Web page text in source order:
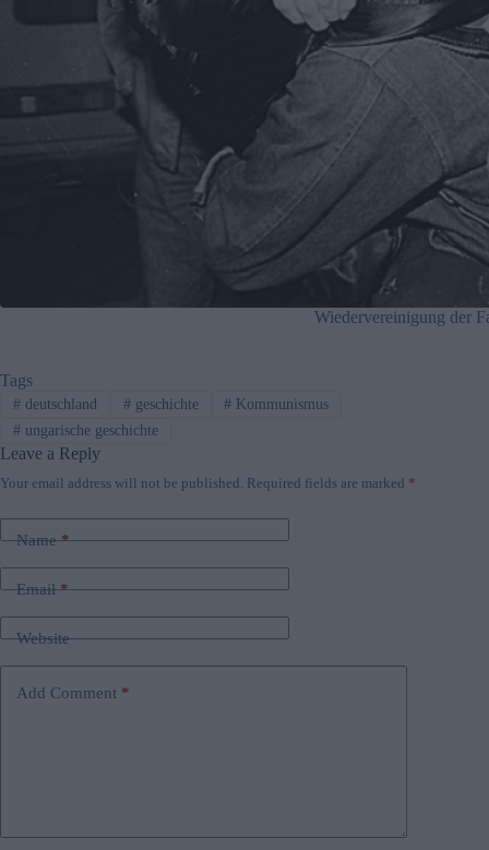
Wiedervereinigung der
Tags
#deutschland #geschichte # Kommunismus
#ungarische geschichte
Leave a Reply
Your email address will not be published. Required fields are marked *
Name*
Email*
Website
Add Comment *